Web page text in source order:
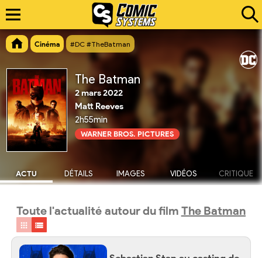
Cinéma #DC #TheBatman
The Batman
2 mars 2022
Matt Reeves
2h55min
WARNER BROS. PICTURES
ACTU DÉTAILS IMAGES VIDÉOS CRITIQUE
Toute l'actualité autour du film The Batman